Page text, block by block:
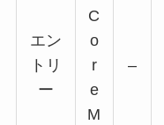
エン
トリ
ー
C
o
r
e
M
–